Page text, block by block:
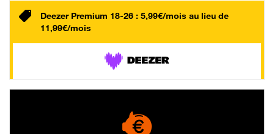
Deezer Premium 18-26 : 5,99€/mois au lieu de
11,99€/mois